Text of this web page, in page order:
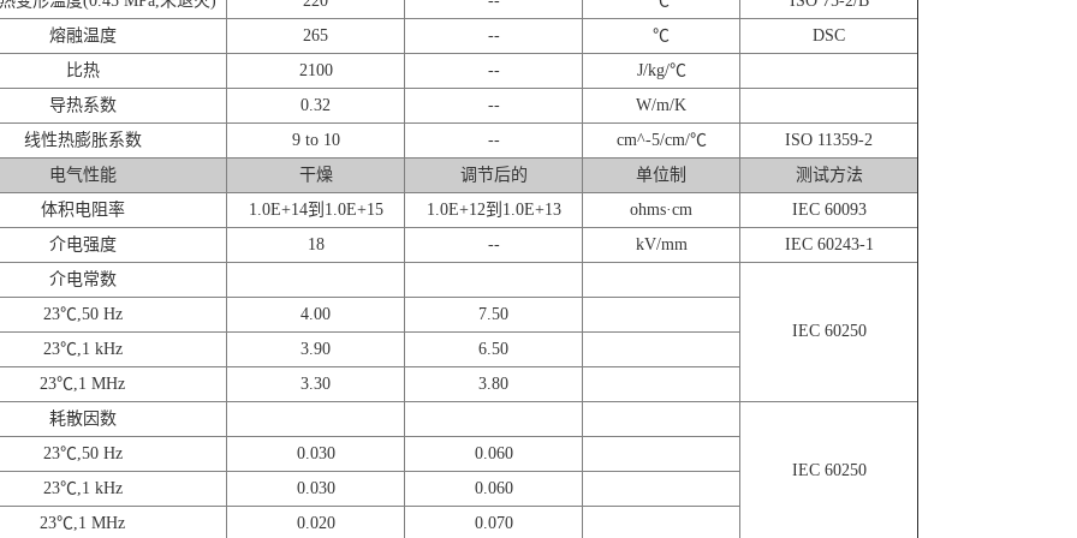
熔融温度
265 -- ℃
DSC
比热
2100 --
J/kg/℃
导热系数
0.32 --
W/m/K
线性热膨胀系数
9 to 10 -- cm^-5/cm/℃
ISO 11359-2
电气性能
干燥 调节后的 单位制
测试方法
体积电阻率
1.0E+14到1.0E+15 1.0E+12到1.0E+13 ohms·cm
IEC 60093
介电强度
18 -- kV/mm
IEC 60243-1
介电常数
IEC 60250
23℃,50 Hz 4.00
7.50
23℃,1 kHz
3.90
6.50
23℃,1 MHz
3.30
3.80
耗散因数
IEC 60250
23℃,50 Hz 0.030
0.060
23℃,1 kHz
0.030
0.060
23℃,1 MHz
0.020 0.070